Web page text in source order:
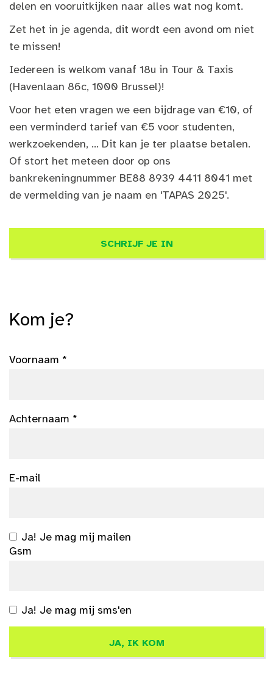
delen en vooruitkijken naar alles wat nog komt.
Zet het in je agenda, dit wordt een avond om niet
te missen!
Iedereen is welkom vanaf 18u in Tour & Taxis
(Havenlaan 86c, 1000 Brussel)!
Voor het eten vragen we een bijdrage van €10, of
een verminderd tarief van €5 voor studenten,
werkzoekenden, ... Dit kan je ter plaatse betalen.
Of stort het meteen door op ons
bankrekeningnummer BE88 8939 4411 8041 met
de vermelding van je naam en 'TAPAS 2025'.
SCHRIJF JE IN
Kom je?
Voornaam *
Achternaam *
E-mail
Ja! Je mag mij mailen
Gsm
Ja! Je mag mij sms'en